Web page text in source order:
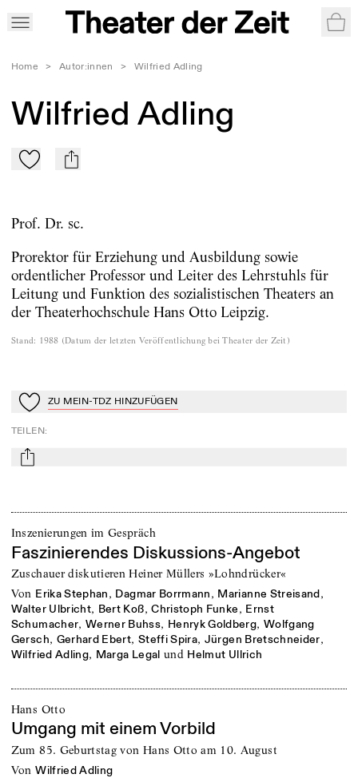
Home > Autor:innen > Wilfried Adling
Wilfried Adling
Zu Mein-TdZ hinzufügen
mail
Prof. Dr. sc.
Prorektor für Erziehung und Ausbildung sowie
ordentlicher Professor und Leiter des Lehrstuhls für
Leitung und Funktion des sozialistischen Theaters an
der Theaterhochschule Hans Otto Leipzig.
Stand: 1988 (Datum der letzten Veröffentlichung bei Theater der Zeit )
Zu Mein-TdZ hinzufügen
ZU MEIN-TDZ HINZUFÜGEN
TEILEN:
mail
Inszenierungen im Gespräch
Faszinierendes Diskussions-Angebot
Zuschauer diskutieren Heiner Müllers »Lohndrücker«
von Erika Stephan, Dagmar Borrmann, Marianne Streisand,
Walter Ulbricht, Bert Koß,Christoph Funke, Ernst
Schumacher, Werner Buhss, Henryk Goldberg, Wolfgang
Gersch, Gerhard Ebert, Steffi Spira, Jürgen Bretschneider,
Wilfried Adling, Marga Legal und Helmut Ullrich
Hans Otto
Umgang mit einem Vorbild
Zum 85. Geburtstag von Hans Otto am 10. August
von Wilfried Adling